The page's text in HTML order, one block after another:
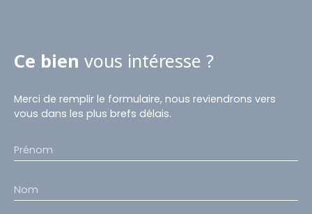
Ce bien vous intéresse ?
Merci de remplir le formulaire, nous reviendrons vers
vous dans les plus brefs délais.
Prénom
Nom